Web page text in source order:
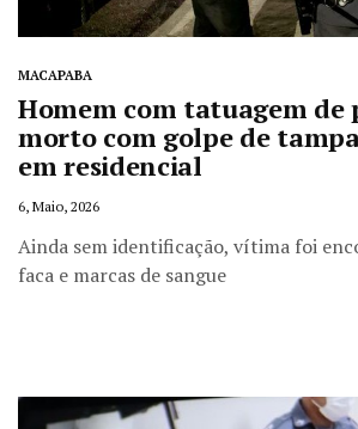
MACAPABA
Homem com tatuagem de
morto com golpe de
em residencial
6, Maio, 2026
Ainda sem identificação, vítima foi
faca e marcas de sangue